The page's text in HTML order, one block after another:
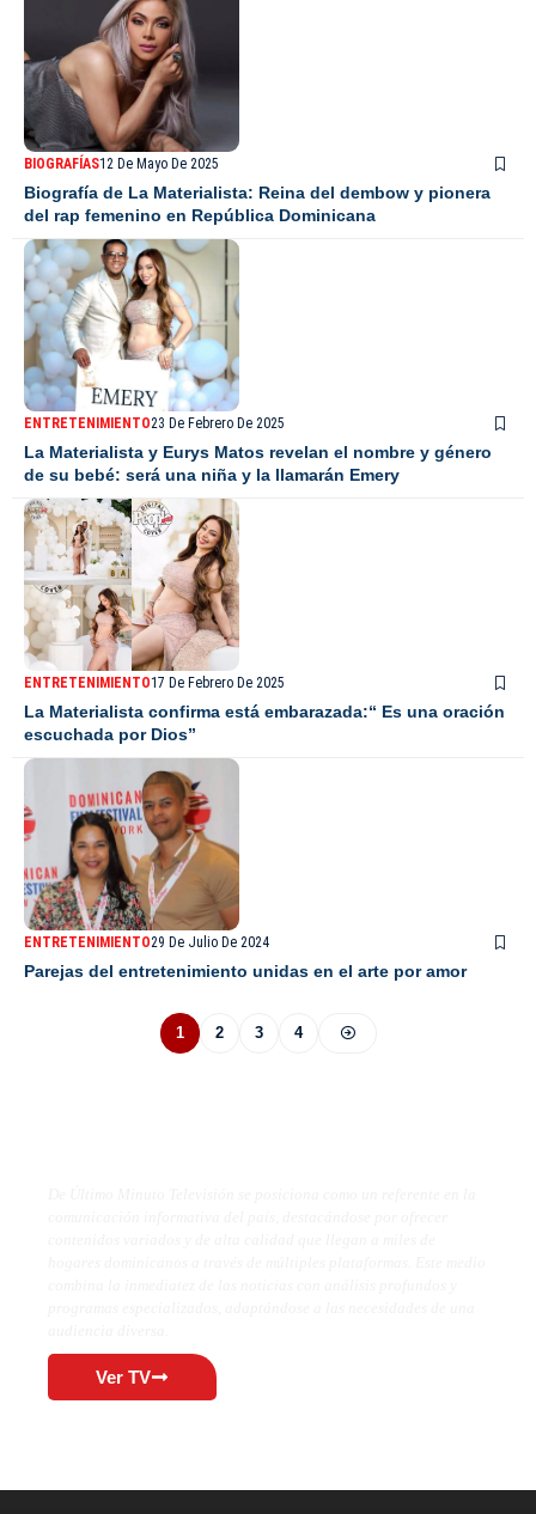
BIOGRAFÍAS12 De Mayo De 2025
Biografía de La Materialista: Reina del dembow y pionera
del rap femenino en República Dominicana
ENTRETENIMIENTO23 De Febrero De 2025
La Materialista y Eurys Matos revelan el nombre y género
de su bebé: será una niña y la llamarán Emery
ENTRETENIMIENTO17 De Febrero De 2025
La Materialista confirma está embarazada:“ Es una oración
escuchada por Dios”
ENTRETENIMIENTO29 De Julio De 2024
Parejas del entretenimiento unidas en el arte por amor
1 2 3 4
Ver TV